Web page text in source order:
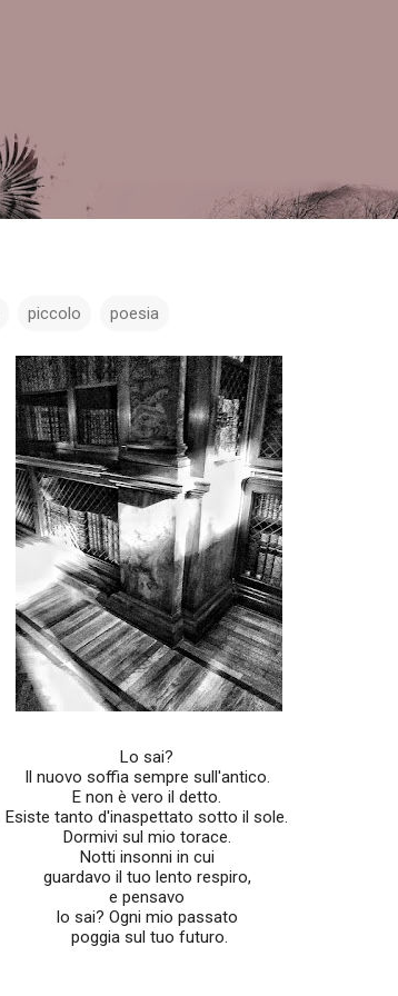
piccolo poesia
Lo sai?
Il nuovo soffia sempre sull'antico.
E non è vero il detto.
Esiste tanto d'inaspettato sotto il sole.
Dormivi sul mio torace.
Notti insonni in cui
guardavo il tuo lento respiro,
e pensavo
lo sai? Ogni mio passato
poggia sul tuo futuro.